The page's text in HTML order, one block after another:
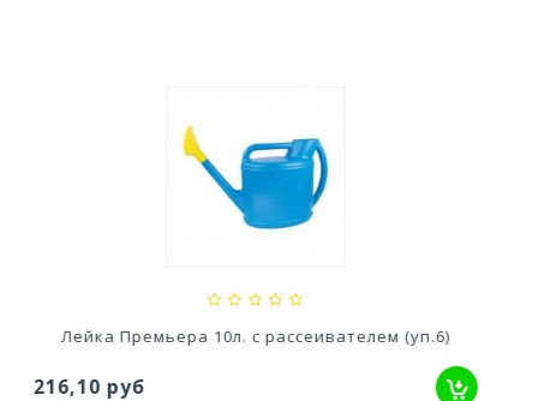
Ускоритель компоста 60гр
Лейка-распылитель 1л.
134,70 руб